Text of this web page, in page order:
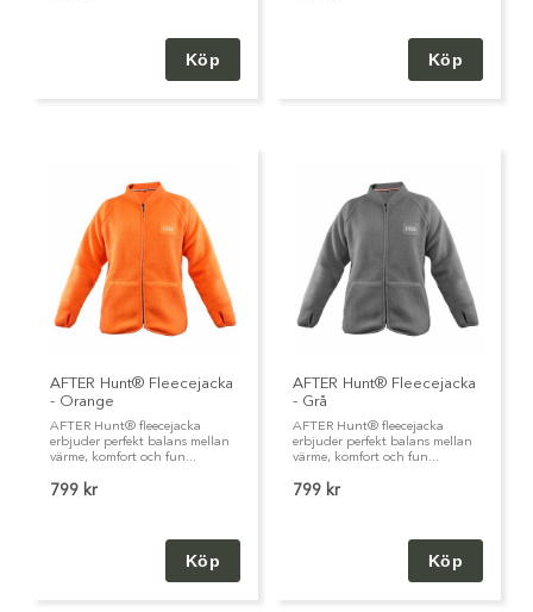
AFTER Hunt® Fleecejacka
- Orange
AFTER Hunt® fleecejacka
erbjuder perfekt balans mellan
värme, komfort och fun...
799 kr
AFTER Hunt® Fleecejacka
- Grå
AFTER Hunt® fleecejacka
erbjuder perfekt balans mellan
värme, komfort och fun...
799 kr